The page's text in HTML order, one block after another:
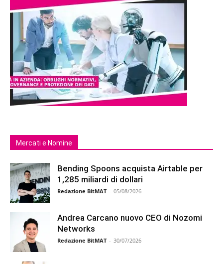
Mercati e Nomine
Bending Spoons acquista Airtable per
1,285 miliardi di dollari
Redazione BitMAT - 05/08/2026
Andrea Carcano nuovo CEO di Nozomi
Networks
Redazione BitMAT - 30/07/2026